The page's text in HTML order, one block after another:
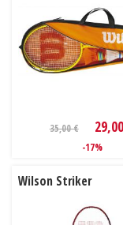
35,00 €
-17%
Wilson Striker